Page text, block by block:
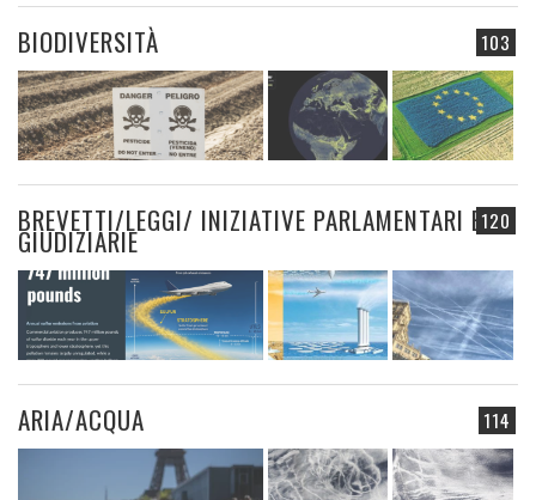
103
BIODIVERSITÀ
120
BREVETTI/LEGGI/ INIZIATIVE PARLAMENTARI E
GIUDIZIARIE
114
ARIA/ACQUA